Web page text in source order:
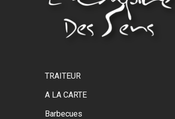
TRAITEUR
A LA CARTE
Barbecues